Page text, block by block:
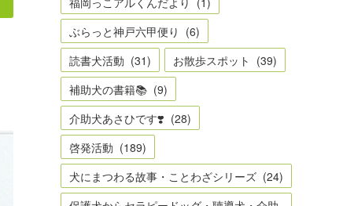
ぶらっと神戸六甲便り (6)
読書犬活動 (31) お散歩スポット (39)
補助犬の書籍📚 (9)
介助犬あさひです❣️ (28)
啓発活動 (189)
犬にまつわる故事・ことわざシリーズ (24)